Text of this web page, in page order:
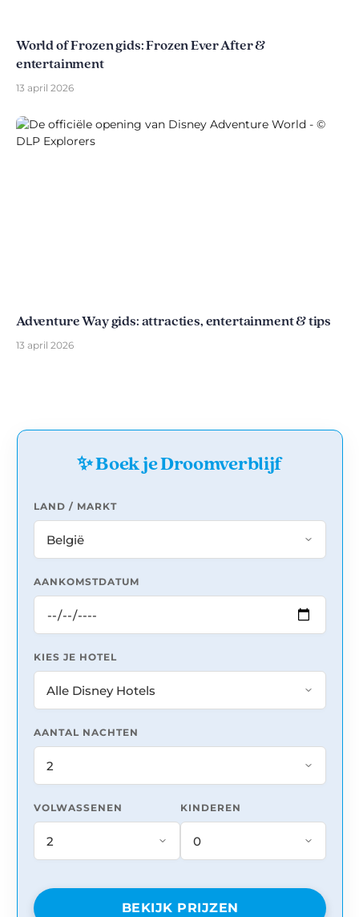
World of Frozen gids: Frozen Ever After &
entertainment
13 april 2026
Adventure Way gids: attracties, entertainment & tips
13 april 2026
✨ Boek je Droomverblijf
LAND / MARKT
AANKOMSTDATUM
KIES JE HOTEL
AANTAL NACHTEN
VOLWASSENEN KINDEREN
BEKIJK PRIJZEN